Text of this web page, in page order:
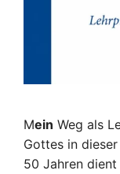
Mein Weg als
Gottes in
50 Jahren